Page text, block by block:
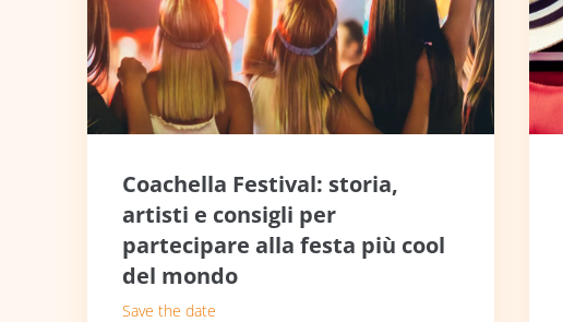
Coachella Festival: storia,
artisti e consigli per
partecipare alla festa più cool
del mondo
Save the date